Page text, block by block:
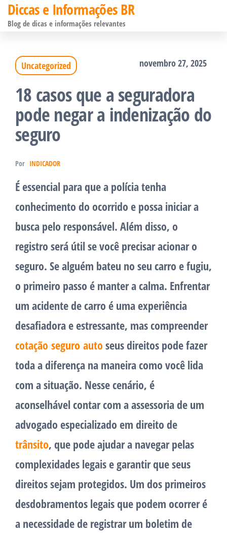
Pular
para
conteúdo
Diccas e Informações BR
Blog de dicas e informações relevantes
Uncategorized novembro 27, 2025
18 casos que a seguradora
pode negar a indenização do
seguro
Por INDICADOR
É essencial para que a polícia tenha
conhecimento do ocorrido e possa iniciar a
busca pelo responsável. Além disso, o
registro será útil se você precisar acionar o
seguro. Se alguém bateu no seu carro e fugiu,
o primeiro passo é manter a calma. Enfrentar
um acidente de carro é uma experiência
desafiadora e estressante, mas compreender
cotação seguro auto seus direitos pode fazer
toda a diferença na maneira como você lida
com a situação. Nesse cenário, é
aconselhável contar com a assessoria de um
advogado especializado em direito de
trânsito, que pode ajudar a navegar pelas
complexidades legais e garantir que seus
direitos sejam protegidos. Um dos primeiros
desdobramentos legais que podem ocorrer é
a necessidade de registrar um boletim de